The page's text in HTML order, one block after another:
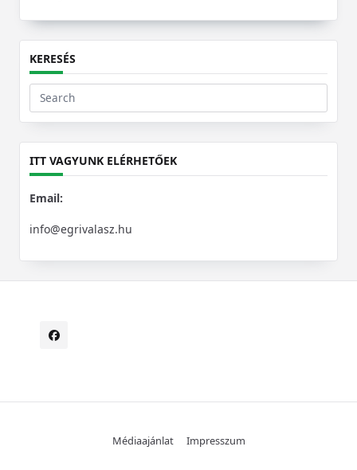
KERESÉS
Search
for:
ITT VAGYUNK ELÉRHETŐEK
Email:
info@egrivalasz.hu
Médiaajánlat Impresszum